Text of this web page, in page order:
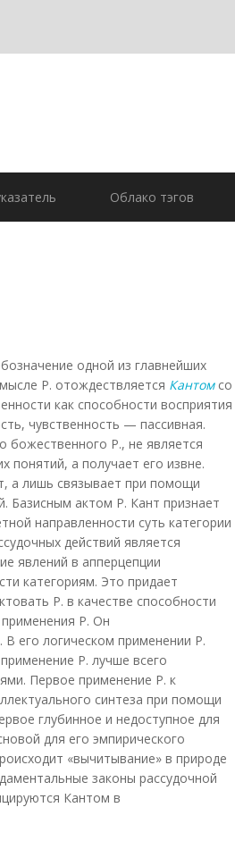
Облако тэгов
одной из главнейших
Р. отождествляется Кантомсо
как способности восприятия
чувственность — пассивная.
божественного Р., не является
а получает его извне.
а лишь связывает при помощи
Базисным актом Р. Кант признает
направленности суть категории
действий является
явлений в апперцепции
категориям. Это придает
Р. в качестве способности
Р. Он
его логическом применении Р.
Р. лучше всего
Первое применение Р. к
синтеза при помощи
глубинное и недоступное для
для его эмпирического
«вычитывание» в природе
законы рассудочной
Кантом в